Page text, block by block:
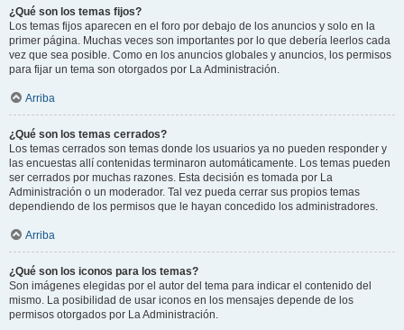
¿Qué son los temas fijos?
Los temas fijos aparecen en el foro por debajo de los anuncios y solo en la
primer página. Muchas veces son importantes por lo que debería leerlos cada
vez que sea posible. Como en los anuncios globales y anuncios, los permisos
para fijar un tema son otorgados por La Administración.
Arriba
¿Qué son los temas cerrados?
Los temas cerrados son temas donde los usuarios ya no pueden responder y
las encuestas allí contenidas terminaron automáticamente. Los temas pueden
ser cerrados por muchas razones. Esta decisión es tomada por La
Administración o un moderador. Tal vez pueda cerrar sus propios temas
dependiendo de los permisos que le hayan concedido los administradores.
Arriba
¿Qué son los iconos para los temas?
Son imágenes elegidas por el autor del tema para indicar el contenido del
mismo. La posibilidad de usar iconos en los mensajes depende de los
permisos otorgados por La Administración.